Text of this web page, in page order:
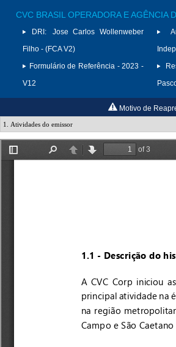
CVC BRASIL OPERADORA E AGÊNCIA
DRI:
Jose Carlos Wollenweber
Filho - (FCA V2)
Formulário de Referência - 2023 -
V12
Motivo de